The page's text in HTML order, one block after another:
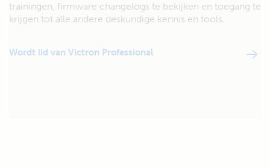
trainingen, firmware changelogs te bekijken en toegang te
krijgen tot alle andere deskundige kennis en tools.
Wordt lid van Victron Professional